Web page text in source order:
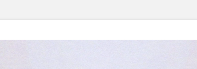
Hof v. 1656 e.V.